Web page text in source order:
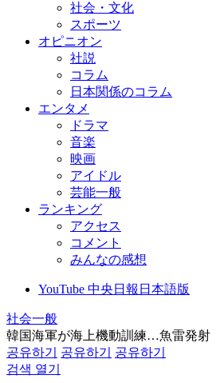
社会・文化
スポーツ
オピニオン
社説
コラム
日本関係のコラム
エンタメ
ドラマ
音楽
映画
アイドル
芸能一般
ランキング
アクセス
コメント
みんなの感想
YouTube 中央日報日本語版
社会一般
韓国海軍が海上機動訓練…魚雷発射
공유하기
공유하기
공유하기
검색 열기